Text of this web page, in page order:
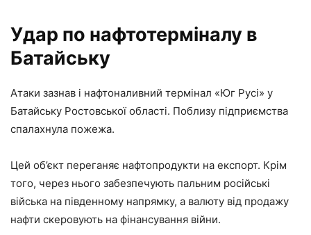
Удар по нафтотерміналу в
Батайську
Атаки зазнав і нафтоналивний термінал «Юг Русі» у
Батайську Ростовської області. Поблизу підприємства
спалахнула пожежа.
Цей об’єкт переганяє нафтопродукти на експорт. Крім
того, через нього забезпечують пальним російські
війська на південному напрямку, а валюту від продажу
нафти скеровують на фінансування війни.